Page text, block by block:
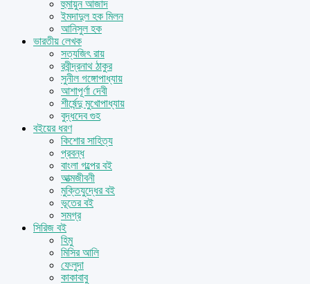
হুমায়ুন আজাদ
ইমদাদুল হক মিলন
আনিসুল হক
ভারতীয় লেখক
সত্যজিৎ রায়
রবীন্দ্রনাথ ঠাকুর
সুনীল গঙ্গোপাধ্যায়
আশাপূর্ণা দেবী
শীর্ষেন্দু মুখোপাধ্যায়
বুদ্ধদেব গুহ
বইয়ের ধরণ
কিশোর সাহিত্য
প্রবন্ধ
বাংলা গল্পের বই
আত্মজীবনী
মুক্তিযুদ্ধের বই
ভূতের বই
সমগ্র
সিরিজ বই
হিমু
মিসির আলি
ফেলুদা
কাকাবাবু